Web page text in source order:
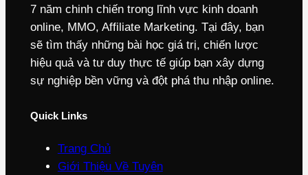
7 năm chinh chiến trong lĩnh vực kinh doanh
online, MMO, Affiliate Marketing. Tại đây, bạn
sẽ tìm thấy những bài học giá trị, chiến lược
hiệu quả và tư duy thực tế giúp bạn xây dựng
sự nghiệp bền vững và đột phá thu nhập online.
Quick Links
Trang Chủ
Giới Thiệu Về Tuyên